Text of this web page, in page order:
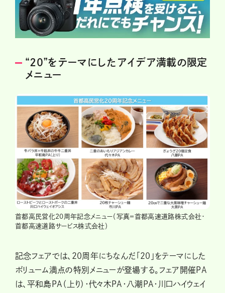
“20”をテーマにしたアイデア満載の限定
メニュー
首都高民営化20周年記念メニュー（写真＝首都高速道路株式会社・
首都高速道路サービス株式会社）
記念フェアでは、20周年にちなんだ「20」をテーマにした
ボリューム満点の特別メニューが登場する。フェア開催PA
は、平和島PA（上り）・代々木PA・八潮PA・川口ハイウェイ